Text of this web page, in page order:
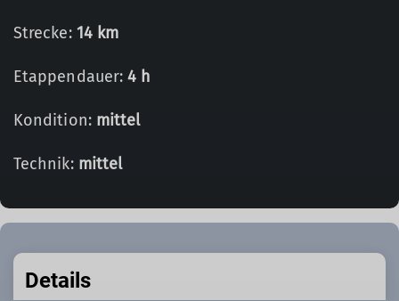
Strecke: 14 km
Etappendauer:4 h
Kondition: mittel
Technik: mittel
Details